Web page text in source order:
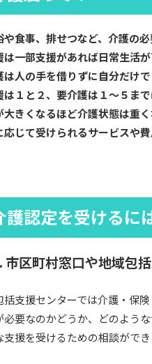
や食事、排せつなど、介護の
は一部支援があれば日常生活が
は人の手を借りずに自分だけ
は１と２、要介護は１～５まで
大きくなるほど介護状態は重く
応じて受けられるサービスや費
護認定を受けるに
市区町村窓口や地域包
括支援センターでは介護・保険
必要なのかどうか、どのよう
支援を受けるための相談ができ